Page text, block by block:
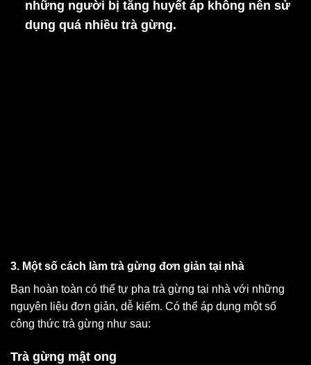
những người bị tăng huyết áp không nên sử
dụng quá nhiều trà gừng.
3. Một số cách làm trà gừng đơn giản tại nhà
Bạn hoàn toàn có thể tự pha trà gừng tại nhà với những
nguyên liệu đơn giản, dễ kiếm. Có thể áp dụng một số
công thức trà gừng như sau:
Trà gừng mật ong